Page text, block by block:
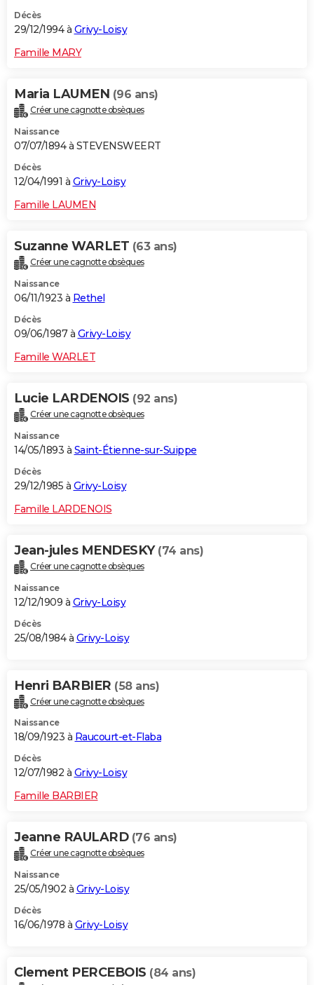
Décès
29/12/1994 à Grivy-Loisy
Famille MARY
Maria LAUMEN (96 ans)
Créer une cagnotte obsèques
Naissance
07/07/1894 à STEVENSWEERT
Décès
12/04/1991 à Grivy-Loisy
Famille LAUMEN
Suzanne WARLET (63 ans)
Créer une cagnotte obsèques
Naissance
06/11/1923 à Rethel
Décès
09/06/1987 à Grivy-Loisy
Famille WARLET
Lucie LARDENOIS (92 ans)
Créer une cagnotte obsèques
Naissance
14/05/1893 à Saint-Étienne-sur-Suippe
Décès
29/12/1985 à Grivy-Loisy
Famille LARDENOIS
Jean-jules MENDESKY (74 ans)
Créer une cagnotte obsèques
Naissance
12/12/1909 à Grivy-Loisy
Décès
25/08/1984 à Grivy-Loisy
Henri BARBIER (58 ans)
Créer une cagnotte obsèques
Naissance
18/09/1923 à Raucourt-et-Flaba
Décès
12/07/1982 à Grivy-Loisy
Famille BARBIER
Jeanne RAULARD (76 ans)
Créer une cagnotte obsèques
Naissance
25/05/1902 à Grivy-Loisy
Décès
16/06/1978 à Grivy-Loisy
Clement PERCEBOIS (84 ans)